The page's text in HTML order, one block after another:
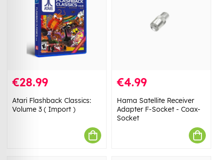
€28.99
Atari Flashback Classics:
Volume 3 ( Import )
€4.99
Hama Satellite Receiver
Adapter F-Socket - Coax-
Socket